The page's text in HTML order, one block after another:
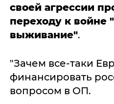
своей агрессии
переходу к войне
выживание".
"Зачем все-таки
финансировать
вопросом в ОП.